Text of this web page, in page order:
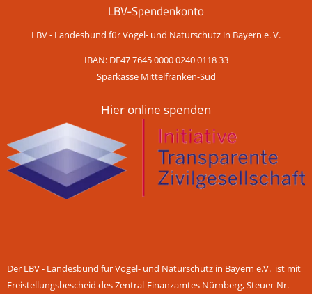
LBV-Spendenkonto
LBV - Landesbund für Vogel- und Naturschutz in Bayern e. V.
IBAN: DE47 7645 0000 0240 0118 33
Sparkasse Mittelfranken-Süd
Hier online spenden
Der LBV - Landesbund für Vogel- und Naturschutz in Bayern e.V. ist mit
Freistellungsbescheid des Zentral-Finanzamtes Nürnberg, Steuer-Nr.